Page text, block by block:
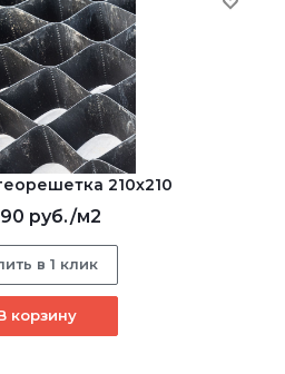
210х210
руб./м2
в 1 клик
корзину